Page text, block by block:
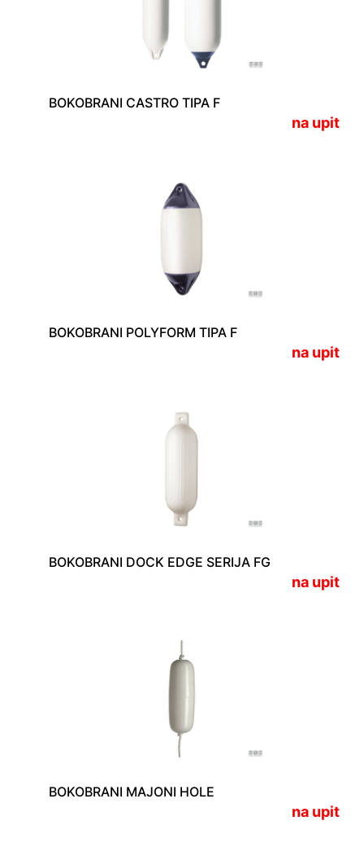
BOKOBRANI CASTRO TIPA F
na upit
BOKOBRANI POLYFORM TIPA F
na upit
BOKOBRANI DOCK EDGE SERIJA FG
na upit
BOKOBRANI MAJONI HOLE
na upit